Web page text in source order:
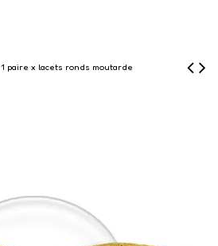
1 paire x lacets ronds moutarde